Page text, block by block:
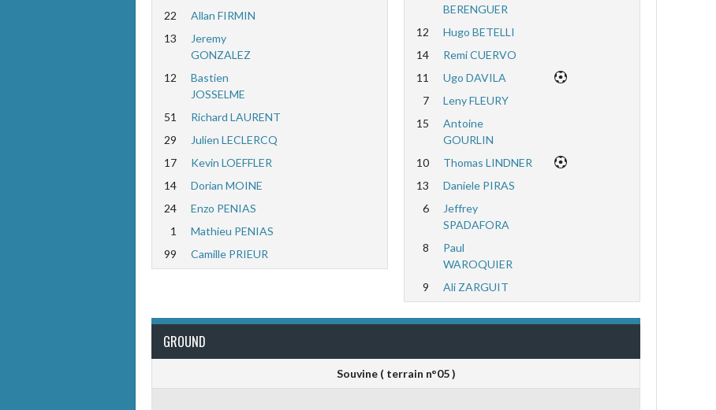
22
Allan FIRMIN
13
Jeremy
GONZALEZ
12
Bastien
JOSSELME
51
Richard LAURENT
29
Julien LECLERCQ
17
Kevin LOEFFLER
14
Dorian MOINE
24
Enzo PENIAS
1
Mathieu PENIAS
99
Camille PRIEUR
BERENGUER
12
Hugo BETELLI
14
Remi CUERVO
11
Ugo DAVILA
7
Leny FLEURY
15
Antoine
GOURLIN
10
Thomas LINDNER
13
Daniele PIRAS
6
Jeffrey
SPADAFORA
8
Paul
WAROQUIER
9
Ali ZARGUIT
GROUND
Souvine ( terrain n°05 )